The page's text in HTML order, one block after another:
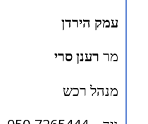
עמק הירדן
מר רענן סרי
מנהל רכש